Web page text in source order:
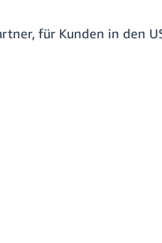
für Kunden in den